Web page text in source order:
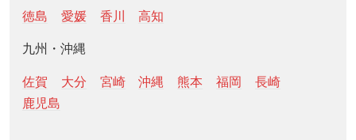
徳島 愛媛 香川 高知
九州・沖縄
佐賀 大分 宮崎 沖縄 熊本 福岡
長崎
鹿児島